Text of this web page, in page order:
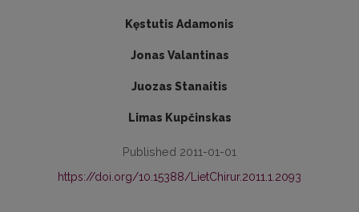
Kęstutis Adamonis
Jonas Valantinas
Juozas Stanaitis
Limas Kupčinskas
Published 2011-01-01
https://doi.org/10.15388/LietChirur.2011.1.2093